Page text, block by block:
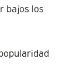
bajos los